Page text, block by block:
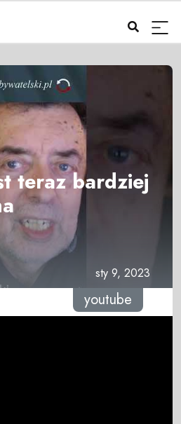
teraz bardziej
sty 9, 2023
youtube